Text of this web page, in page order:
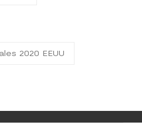
2020 EEUU